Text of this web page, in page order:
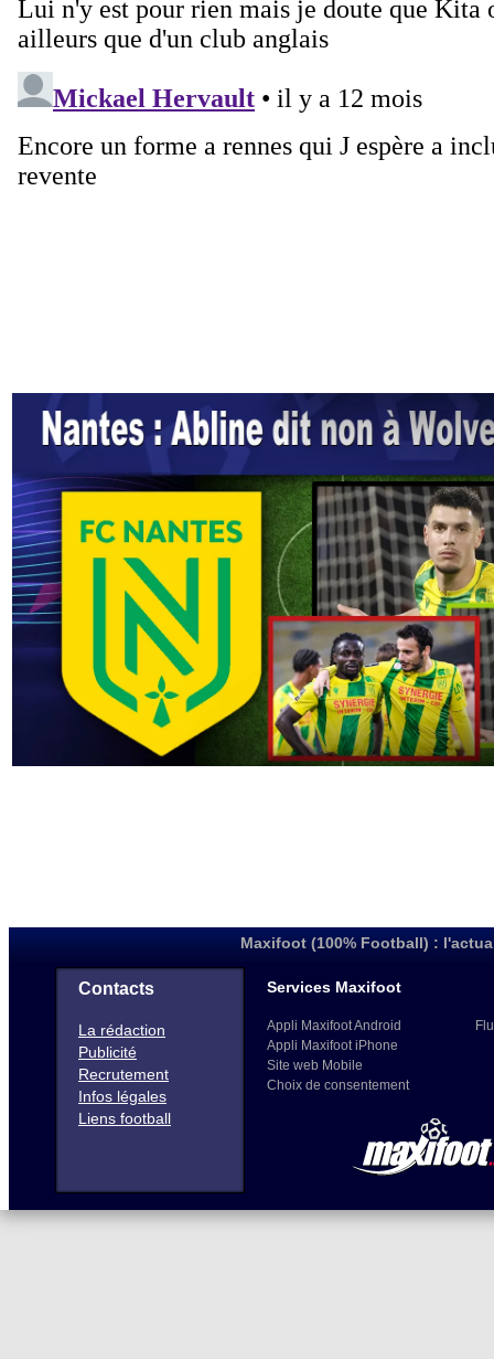
Maxifoot (100% Football) :
Contacts
La rédaction
Publicité
Recrutement
Infos légales
Liens football
Services Maxifoot
Appli Maxifoot Android
Appli Maxifoot iPhone
Site web Mobile
Choix de consentement